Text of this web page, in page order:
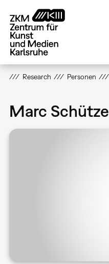
zum
Inhalt
Research Personen
Marc Schütze